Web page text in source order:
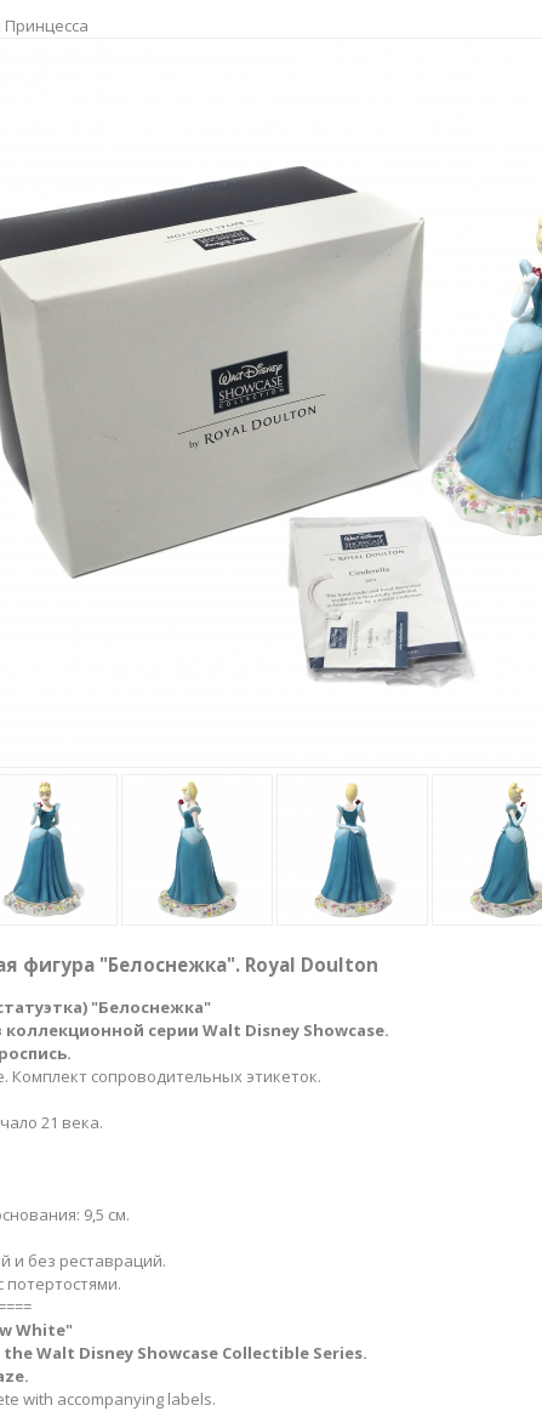
фигура "Белоснежка". Royal Doulton
"Белоснежка"
коллекционной серии Walt Disney Showcase​.
Комплект сопроводительных этикеток.
21 века.
9,5 см.
и без реставраций.
потертостями.
White​​"
Walt Disney Showcase Collectible Series.
with accompanying labels.